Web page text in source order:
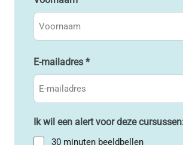
E-mailadres *
Ik wil een alert voor deze
30 minuten beeldbellen